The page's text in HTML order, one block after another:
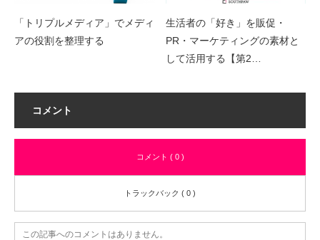
「トリプルメディア」でメディ
アの役割を整理する
生活者の「好き」を販促・
PR・マーケティングの素材と
して活用する【第2…
コメント
コメント ( 0 )
トラックバック ( 0 )
この記事へのコメントはありません。